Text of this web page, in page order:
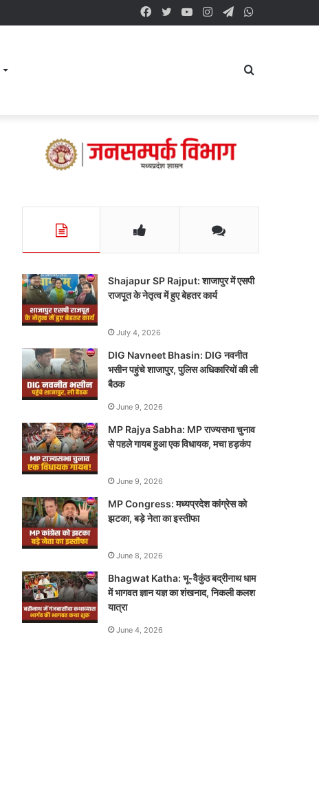
Telegram
Instagram
YouTube
Twitter
Facebook
Search
Shajapur SP Rajput: शाजापुर में एसपी
राजपूत के नेतृत्व में हुए बेहतर कार्य
July 4, 2026
DIG Navneet Bhasin: DIG नवनीत
भसीन पहुंचे शाजापुर, पुलिस अधिकारियों की ली
बैठक
June 9, 2026
MP Rajya Sabha: MP राज्यसभा चुनाव
से पहले गायब हुआ एक विधायक, मचा हड़कंप
June 9, 2026
MP Congress: मध्यप्रदेश कांग्रेस को
झटका, बड़े नेता का इस्तीफा
June 8, 2026
Bhagwat Katha: भू-वैकुंठ बद्रीनाथ धाम
में भागवत ज्ञान यज्ञ का शंखनाद, निकली कलश
यात्रा
June 4, 2026